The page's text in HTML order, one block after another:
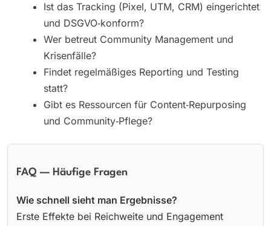
Ist das Tracking (Pixel, UTM, CRM) eingerichtet
und DSGVO‑konform?
Wer betreut Community Management und
Krisenfälle?
Findet regelmäßiges Reporting und Testing
statt?
Gibt es Ressourcen für Content‑Repurposing
und Community‑Pflege?
FAQ — Häufige Fragen
Wie schnell sieht man Ergebnisse?
Erste Effekte bei Reichweite und Engagement